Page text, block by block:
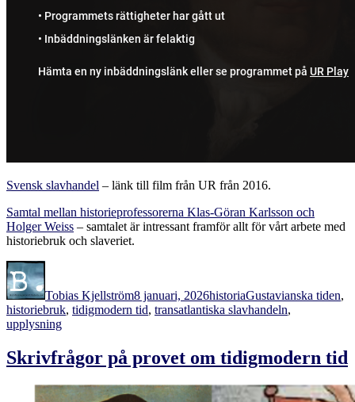
Svensk slavhandel – länk till film från UR från 2016.
Samtal mellan historieprofessorerna Klas-Göran Karlsson och
Holger Weiss – samtalet är intressant framför allt för vårt arbete med
historiebruk och slaveriet.
Tobias Kjellström8 januari, 2026historiaGustavianska tiden,
historiebruk, tidigmodern tid, transatlantiska slavhandeln,
upplysning
Skrivfrågor på provet om tidigmodern tid